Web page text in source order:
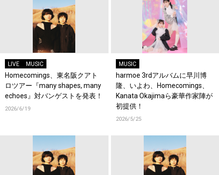
LIVE MUSIC
Homecomings、東名阪クアト
ロツアー『many shapes, many
echoes』対バンゲストを発表！
2026/6/19
MUSIC
harmoe 3rdアルバムに早川博
隆、いよわ、Homecomings、
Kanata Okajimaら豪華作家陣が
初提供！
2026/5/25